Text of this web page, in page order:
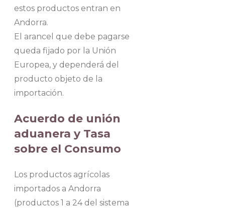
estos productos entran en
Andorra.
El arancel que debe pagarse
queda fijado por la Unión
Europea, y dependerá del
producto objeto de la
importación.
Acuerdo de unión
aduanera y Tasa
sobre el Consumo
Los productos agrícolas
importados a Andorra
(productos 1 a 24 del sistema